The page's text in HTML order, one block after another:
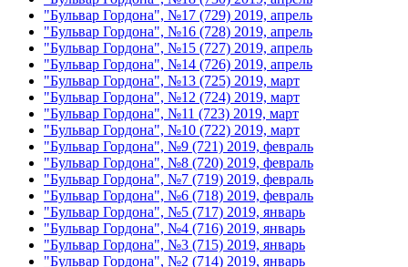
"Бульвар Гордона", №17 (729) 2019, апрель
"Бульвар Гордона", №16 (728) 2019, апрель
"Бульвар Гордона", №15 (727) 2019, апрель
"Бульвар Гордона", №14 (726) 2019, апрель
"Бульвар Гордона", №13 (725) 2019, март
"Бульвар Гордона", №12 (724) 2019, март
"Бульвар Гордона", №11 (723) 2019, март
"Бульвар Гордона", №10 (722) 2019, март
"Бульвар Гордона", №9 (721) 2019, февраль
"Бульвар Гордона", №8 (720) 2019, февраль
"Бульвар Гордона", №7 (719) 2019, февраль
"Бульвар Гордона", №6 (718) 2019, февраль
"Бульвар Гордона", №5 (717) 2019, январь
"Бульвар Гордона", №4 (716) 2019, январь
"Бульвар Гордона", №3 (715) 2019, январь
"Бульвар Гордона", №2 (714) 2019, январь